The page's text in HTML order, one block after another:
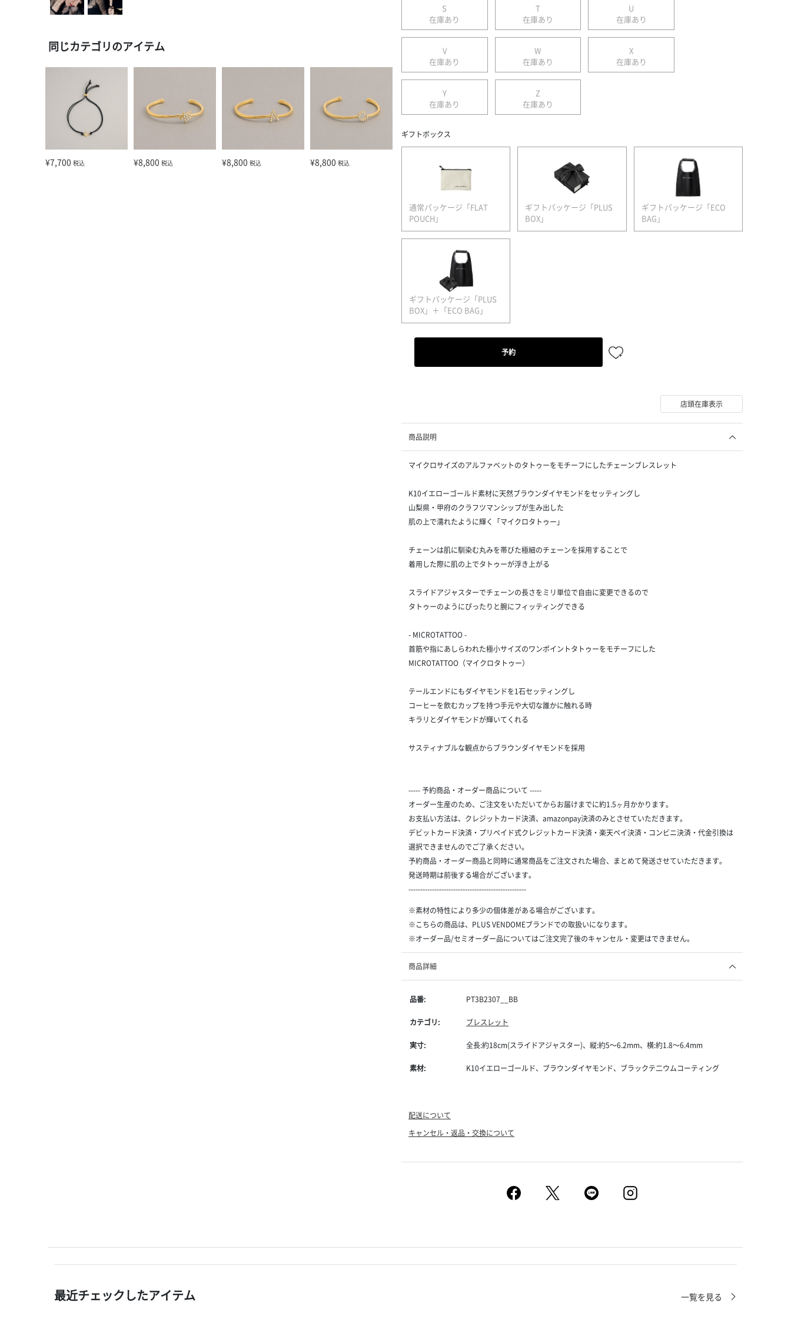
同じカテゴリのアイテム
¥7,700 税込 ¥8,800 税込 ¥8,800 税込 ¥8,800 税込
S
在庫あり
T
在庫あり
U
在庫あり
V
在庫あり
W
在庫あり
X
在庫あり
Y
在庫あり
Z
在庫あり
ギフトボックス
通常パッケージ「FLAT
POUCH」
ギフトパッケージ「PLUS
BOX」
ギフトパッケージ「ECO
BAG」
ギフトパッケージ「PLUS
BOX」＋「ECO BAG」
予約
店頭在庫表示
商品説明
マイクロサイズのアルファベットのタトゥーをモチーフにしたチェーンブレスレット
K10イエローゴールド素材に天然ブラウンダイヤモンドをセッティングし
山梨県・甲府のクラフツマンシップが生み出した
肌の上で濡れたように輝く「マイクロタトゥー」
チェーンは肌に馴染む丸みを帯びた極細のチェーンを採用することで
着用した際に肌の上でタトゥーが浮き上がる
スライドアジャスターでチェーンの長さをミリ単位で自由に変更できるので
タトゥーのようにぴったりと腕にフィッティングできる
- MICROTATTOO -
首筋や指にあしらわれた極小サイズのワンポイントタトゥーをモチーフにした
MICROTATTOO（マイクロタトゥー）
テールエンドにもダイヤモンドを1石セッティングし
コーヒーを飲むカップを持つ手元や大切な誰かに触れる時
キラリとダイヤモンドが輝いてくれる
サスティナブルな観点からブラウンダイヤモンドを採用
----- 予約商品・オーダー商品について -----
オーダー生産のため、ご注文をいただいてからお届けまでに約1.5ヶ月かかります。
お支払い方法は、クレジットカード決済、amazonpay決済のみとさせていただきます。
デビットカード決済・プリペイド式クレジットカード決済・楽天ペイ決済・コンビニ決済・代金引換は
選択できませんのでご了承ください。
予約商品・オーダー商品と同時に通常商品をご注文された場合、まとめて発送させていただきます。
発送時期は前後する場合がございます。
--------------------------------------------------
※素材の特性により多少の個体差がある場合がございます。
※こちらの商品は、PLUS VENDOMEブランドでの取扱いになります。
※オーダー品/セミオーダー品についてはご注文完了後のキャンセル・変更はできません。
商品詳細
品番: PT3B2307__BB
カテゴリ: ブレスレット
実寸: 全長:約18cm(スライドアジャスター)、縦:約5〜6.2mm、横:約1.8〜6.4mm
素材: K10イエローゴールド、ブラウンダイヤモンド、ブラックテ二ウムコーティング
配送について
キャンセル・返品・交換について
最近チェックしたアイテム 一覧を見る